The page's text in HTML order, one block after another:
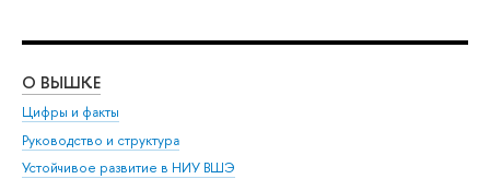
О ВЫШКЕ
Цифры и факты
Руководство и структура
Устойчивое развитие в НИУ ВШЭ